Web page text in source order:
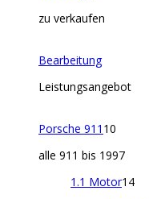
zu verkaufen
Bearbeitung
Leistungsangebot
Porsche 911 10
alle 911 bis 1997
1.1 Motor14